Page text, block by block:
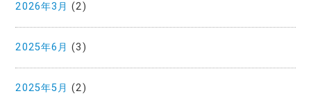
2026年3月 (2)
2025年6月 (3)
2025年5月 (2)